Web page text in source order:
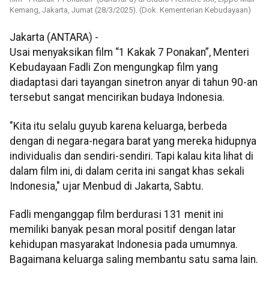
Kemang, Jakarta, Jumat (28/3/2025). (Dok. Kementerian Kebudayaan)
Jakarta (ANTARA) -
Usai menyaksikan film “1 Kakak 7 Ponakan”, Menteri
Kebudayaan Fadli Zon mengungkap film yang
diadaptasi dari tayangan sinetron anyar di tahun 90-an
tersebut sangat mencirikan budaya Indonesia.
"Kita itu selalu guyub karena keluarga, berbeda
dengan di negara-negara barat yang mereka hidupnya
individualis dan sendiri-sendiri. Tapi kalau kita lihat di
dalam film ini, di dalam cerita ini sangat khas sekali
Indonesia," ujar Menbud di Jakarta, Sabtu.
Fadli menganggap film berdurasi 131 menit ini
memiliki banyak pesan moral positif dengan latar
kehidupan masyarakat Indonesia pada umumnya.
Bagaimana keluarga saling membantu satu sama lain.